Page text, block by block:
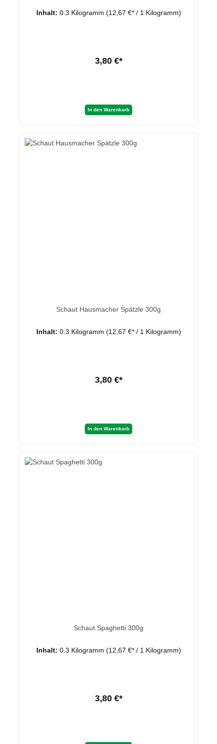
Inhalt: 0.3 Kilogramm (12,67 €* / 1 Kilogramm)
3,80 €*
In den Warenkorb
Schaut Hausmacher Spätzle 300g
Inhalt: 0.3 Kilogramm (12,67 €* / 1 Kilogramm)
3,80 €*
In den Warenkorb
Schaut Spaghetti 300g
Inhalt: 0.3 Kilogramm (12,67 €* / 1 Kilogramm)
3,80 €*